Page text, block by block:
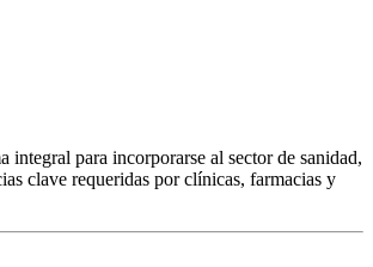
para incorporarse al sector de sanidad,
clave requeridas por clínicas, farmacias y